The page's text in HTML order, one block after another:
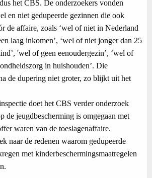
het CBS. De onderzoekers vonden
en niet gedupeerde gezinnen die ook
de affaire, zoals ‘wel of niet in Nederland
laag inkomen’, ‘wel of niet jonger dan 25
'wel of geen eenoudergezin’, ‘wel of
in huishouden’. Die
de dupering niet groter, zo blijkt uit het
doet het CBS verder onderzoek
de jeugdbescherming is omgegaan met
waren van de toeslagenaffaire.
naar de redenen waarom gedupeerde
met kinderbeschermingsmaatregelen